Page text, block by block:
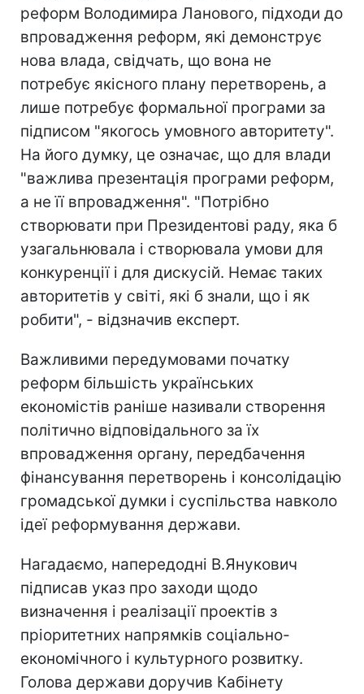
реформ Володимира Ланового, підходи до
впровадження реформ, які демонструє
нова влада, свідчать, що вона не
потребує якісного плану перетворень, а
лише потребує формальної програми за
підписом "якогось умовного авторитету".
На його думку, це означає, що для влади
"важлива презентація програми реформ,
а не її впровадження". "Потрібно
створювати при Президентові раду, яка б
узагальнювала і створювала умови для
конкуренції і для дискусій. Немає таких
авторитетів у світі, які б знали, що і як
робити", - відзначив експерт.
Важливими передумовами початку
реформ більшість українських
економістів раніше називали створення
політично відповідального за їх
впровадження органу, передбачення
фінансування перетворень і консолідацію
громадської думки і суспільства навколо
ідеї реформування держави.
Нагадаємо, напередодні В.Янукович
підписав указ про заходи щодо
визначення і реалізації проектів з
пріоритетних напрямків соціально-
економічного і культурного розвитку.
Голова держави доручив Кабінету